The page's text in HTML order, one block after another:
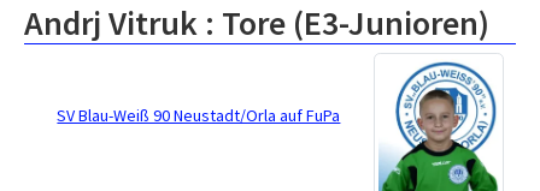
Andrj Vitruk : Tore (E3-Junioren)
SV Blau-Weiß 90 Neustadt/Orla auf FuPa